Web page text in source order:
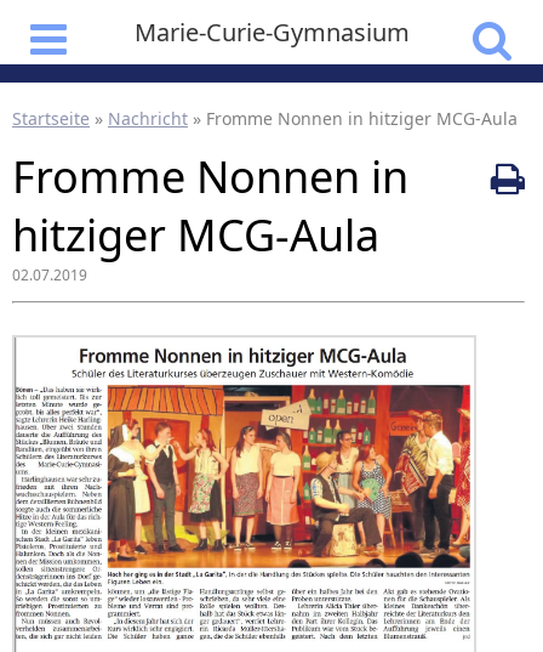
Marie-Curie-Gymnasium
Startseite » Nachricht » Fromme Nonnen in hitziger MCG-Aula
Fromme Nonnen in
hitziger MCG-Aula
02.07.2019